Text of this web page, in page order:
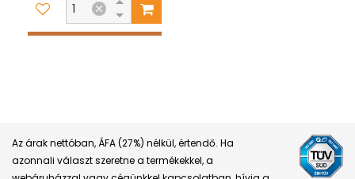
Az árak nettóban, ÁFA (27%) nélkül, értendő. Ha
azonnali választ szeretne a termékekkel, a